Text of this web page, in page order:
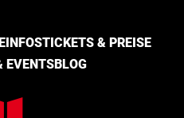
TICKETS & PREISE
EVENTSBLOG